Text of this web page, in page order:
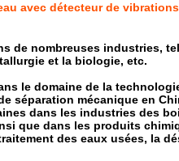
avec détecteur de
de nombreuses industries,
et la biologie, etc.
le domaine de la
séparation mécanique en
dans les industries des
que dans les produits
des eaux usées, la